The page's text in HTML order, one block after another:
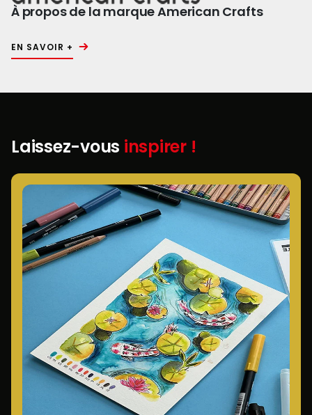
À propos de la marque American Crafts
EN SAVOIR +
Laissez-vous inspirer !